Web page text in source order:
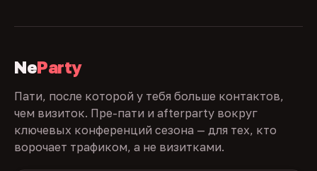
NeParty
Пати, после которой у тебя больше контактов,
чем визиток. Пре-пати и afterparty вокруг
ключевых конференций сезона — для тех, кто
ворочает трафиком, а не визитками.